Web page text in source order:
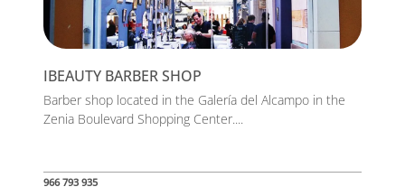
IBEAUTY BARBER SHOP
Barber shop located in the Galería del Alcampo in the
Zenia Boulevard Shopping Center....
966 793 935